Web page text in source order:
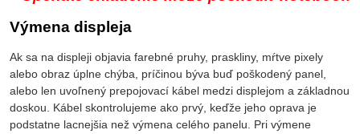
Výmena displeja
Ak sa na displeji objavia farebné pruhy, praskliny, mŕtve pixely
alebo obraz úplne chýba, príčinou býva buď poškodený panel,
alebo len uvoľnený prepojovací kábel medzi displejom a základnou
doskou. Kábel skontrolujeme ako prvý, keďže jeho oprava je
podstatne lacnejšia než výmena celého panelu. Pri výmene